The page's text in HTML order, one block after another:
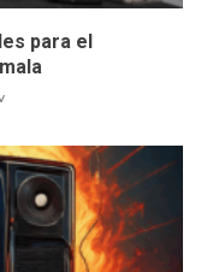
para el